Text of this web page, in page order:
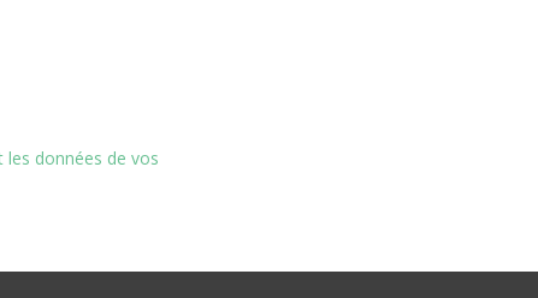
les données de vos